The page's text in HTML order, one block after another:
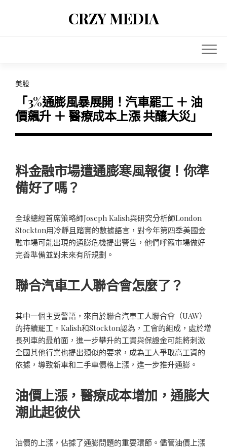
CRZY MEDIA
美股
「3%通膨風暴展開！汽車罷工 ＋ 油
價飆升 ＋ 醫療成本上漲 共釀大災」
料金融市場遭通膨寒風報復！你準
備好了嗎？
全球總經首席策略師Joseph Kalish與研究分析師London
Stockton用冷靜且踏實的數據語言，對今年第四季美國金
融市場可能出現的通膨危機提出警告，他們呼籲市場做好
完善準備並對未來有所規劃。
聯合汽車工人聯合會怎麼了？
其中一個主要警語，來自於聯合汽車工人聯合會（UAW）
的持續罷工。Kalish和Stockton認為，工會的組成，處於增
長列車的最前面，進一步攀升的工資與保證金可能將刺激
全國其他行業也提出類似的要求，成為工人爭取高工資的
依據，導致新車和二手車價格上漲，進一步推升通膨。
油價上漲，醫療成本增加，通膨大
潮此起彼伏
油價的上漲，佔據了通膨問題的重要環節。儘管油價上漲